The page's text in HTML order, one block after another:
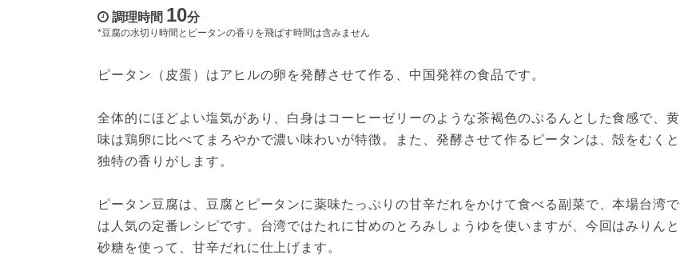
調理時間 10分
*豆腐の水切り時間とピータンの香りを飛ばす時間は含みません
ピータン（皮蛋）はアヒルの卵を発酵させて作る、中国発祥の食品です。
全体的にほどよい塩気があり、白身はコーヒーゼリーのような茶褐色のぷるんとした食感で、黄
味は鶏卵に比べてまろやかで濃い味わいが特徴。また、発酵させて作るピータンは、殻をむくと
独特の香りがします。
ピータン豆腐は、豆腐とピータンに薬味たっぷりの甘辛だれをかけて食べる副菜で、本場台湾で
は人気の定番レシピです。台湾ではたれに甘めのとろみしょうゆを使いますが、今回はみりんと
砂糖を使って、甘辛だれに仕上げます。